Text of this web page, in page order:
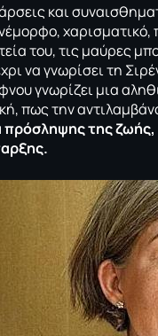
και
του, τις μαύρες
να γνωρίσει τη
γνωρίζει μια
πως την
πρόσληψης της